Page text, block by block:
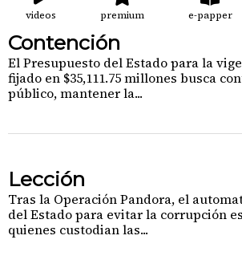
videos premium e-papper
Contención
El Presupuesto del Estado para la
fijado en $35,111.75 millones busca
público, mantener la...
Lección
Tras la Operación Pandora, el
del Estado para evitar la corrupción
quienes custodian las...